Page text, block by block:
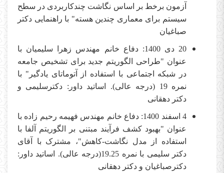
آزمون برخط بر اساس نگاشت چندکاربردی در سطح
سیستم برای معماری چندین هسته" با راهنمایی دکتر
صباغیان
20 دی 1400: دفاع خانم مهندس زهرا سلیمیان با
عنوان "طراحی الگوریتم جدید برای تشخیص جامعه
در شبکه اجتماعی با استفاده از آتوماتای یادگیر" با
نمره 19 (درجه عالی). اساتید داور: دکترسلیمی و
دکتر دهقانی
4 اسفند 1400: دفاع خانم مهندس فهیمه رحیم زاده با
عنوان "بهبود کشف فرآیند مبتنی بر الگوریتم آلفا با
استفاده از مدل نگاشت-کاهش"، مشترک با آقای
دکتر سلیمی با نمره 19.25(درجه عالی). اساتید داور:
دکترصباغیان و دکتر دهقانی